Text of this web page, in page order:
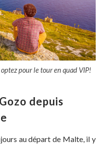
pour le tour en quad VIP!
depuis
au départ de Malte, il y